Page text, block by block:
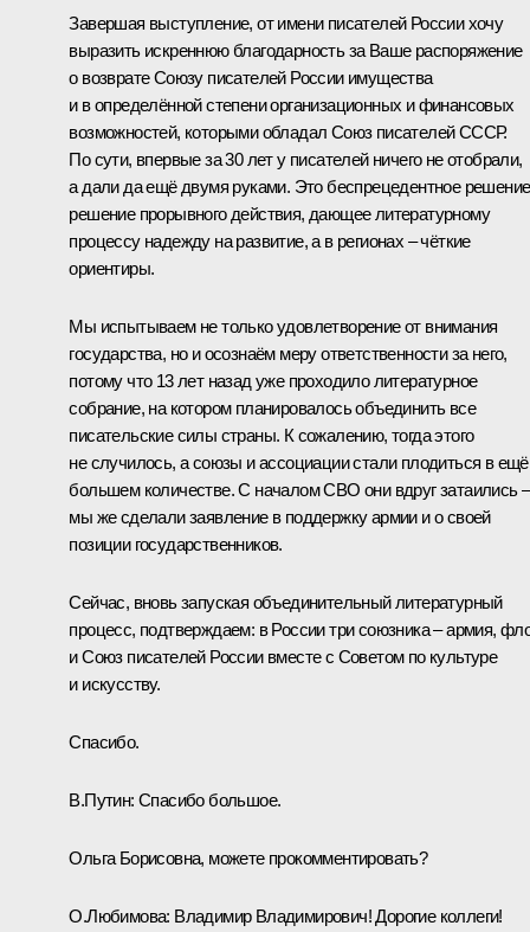
Завершая выступление, от имени писателей России хочу
выразить искреннюю благодарность за Ваше распоряжение
о возврате Союзу писателей России имущества
и в определённой степени организационных и финансовых
возможностей, которыми обладал Союз писателей СССР.
По сути, впервые за 30 лет у писателей ничего не отобрали,
а дали да ещё двумя руками. Это беспрецедентное
решение прорывного действия, дающее литературному
процессу надежду на развитие, а в регионах – чёткие
ориентиры.
Мы испытываем не только удовлетворение от внимания
государства, но и осознаём меру ответственности за него,
потому что 13 лет назад уже проходило литературное
собрание, на котором планировалось объединить все
писательские силы страны. К сожалению, тогда этого
не случилось, а союзы и ассоциации стали плодиться в ещё
большем количестве. С началом СВО они вдруг затаились –
мы же сделали заявление в поддержку армии и о своей
позиции государственников.
Сейчас, вновь запуская объединительный литературный
процесс, подтверждаем: в России три союзника – армия,
и Союз писателей России вместе с Советом по культуре
и искусству.
Спасибо.
В.Путин: Спасибо большое.
Ольга Борисовна, можете прокомментировать?
О.Любимова: Владимир Владимирович! Дорогие коллеги!